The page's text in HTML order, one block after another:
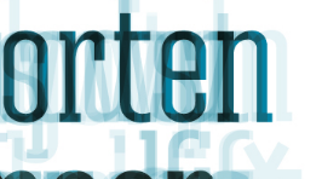
das Pöge-Haus?
Team
Organisation